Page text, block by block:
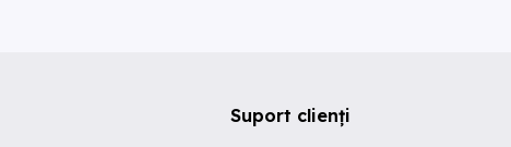
Suport clienți